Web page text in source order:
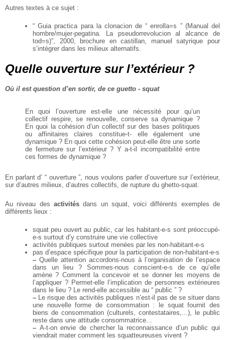
Autres textes à ce sujet :
“ Guia practica para la clonacion de “ enrolla=s ” (Manual del
hombre/mujer-pegatina. Lapseudorrevolucion al alcance de
tod=s)”, 2000, brochure en castillan, manuel satyrique pour
s’intégrer dans les milieux alternatifs.
Quelle ouverture sur l’extérieur ?
Où il est question d’en sortir, de ce guetto - squat
En quoi l’ouverture est-elle une nécessité pour qu’un
collectif respire, se renouvelle, conserve sadynamique ?
En quoi la cohésion d’un collectif sur des bases politiques
ou affinitaires claires constitue-t- elle également une
dynamique ? En quoi cette cohésion peut-elle être une sorte
de fermeture sur l’extérieur ? Y a-t-il incompatibilité entre
ces formes de dynamique ?
En parlant d’ “ ouverture ”, nous voulons parler d’ouverture sur l’extérieur,
sur d’autres milieux, d’autres collectifs, de rupture du ghetto-squat.
Au niveau des activitésdans un squat, voici différents exemples de
différents lieux :
squat peu ouvert au public, car les habitant-e-s sont préoccupé-
e-s surtout d’y construire une vie collective
activités publiques surtout menées par les non-habitant-e-s
pas d’espace spécifique pour la participation de non-habitant-e-s
– Quelle attention accordons-nous à l’organisation de l’espace
dans un lieu ? Sommes-nous conscient-e-s de ce qu’elle
amène ? Comment la concevoir et se donner les moyens de
l’appliquer ? Permet-elle l’implication de personnes extérieures
dans le lieu ? Le rend-elle accessible au “ public ” ?
– Le risque des activités publiques n’est-il pas de se situer dans
une nouvelle forme de consommation : le squat fournit des
biens de consommation (culturels, contestataires,...), le public
reste dans une attitude consommatrice...
– A-t-on envie de chercher la reconnaissance d’un public qui
viendrait mater comment les squatteureuses vivent ?